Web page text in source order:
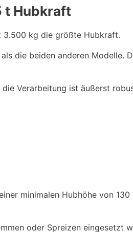
t Hubkraft
3.500 kg die größte Hubkraft.
die beiden anderen Modelle.
Verarbeitung ist äußerst
minimalen Hubhöhe von
oder Spreizen eingesetzt